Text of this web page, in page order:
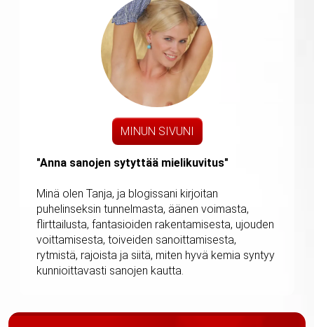
MINUN SIVUNI
"Anna sanojen sytyttää mielikuvitus"
Minä olen Tanja, ja blogissani kirjoitan
puhelinseksin tunnelmasta, äänen voimasta,
flirttailusta, fantasioiden rakentamisesta, ujouden
voittamisesta, toiveiden sanoittamisesta,
rytmistä, rajoista ja siitä, miten hyvä kemia syntyy
kunnioittavasti sanojen kautta.